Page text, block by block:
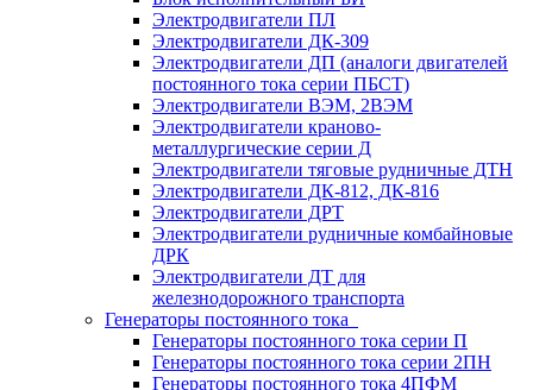
Электродвигатели ПЛ
Электродвигатели ДК-309
Электродвигатели ДП (аналоги двигателей
постоянного тока серии ПБСТ)
Электродвигатели ВЭМ, 2ВЭМ
Электродвигатели краново-
металлургические серии Д
Электродвигатели тяговые рудничные ДТН
Электродвигатели ДК-812, ДК-816
Электродвигатели ДРТ
Электродвигатели рудничные комбайновые
ДРК
Электродвигатели ДТ для
железнодорожного транспорта
Генераторы постоянного тока
Генераторы постоянного тока серии П
Генераторы постоянного тока серии 2ПН
Генераторы постоянного тока 4ПФМ